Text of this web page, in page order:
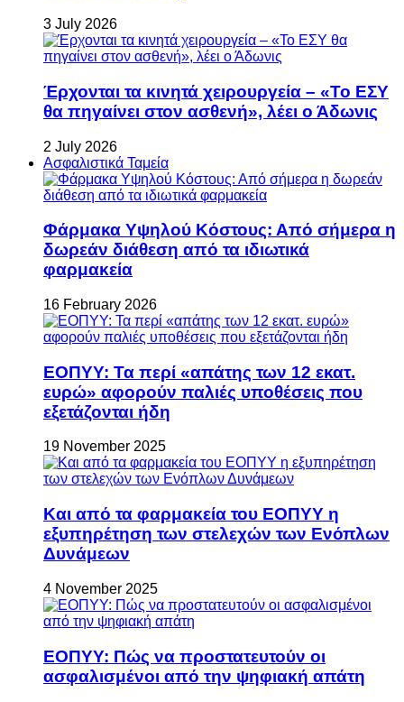
3 July 2026
Έρχονται τα κινητά χειρουργεία – «Το ΕΣΥ
θα πηγαίνει στον ασθενή», λέει ο Άδωνις
2 July 2026
Ασφαλιστικά Ταμεία
Φάρμακα Υψηλού Κόστους: Από σήμερα η
δωρεάν διάθεση από τα ιδιωτικά
φαρμακεία
16 February 2026
ΕΟΠΥΥ: Τα περί «απάτης των 12 εκατ.
ευρώ» αφορούν παλιές υποθέσεις που
εξετάζονται ήδη
19 November 2025
Και από τα φαρμακεία του ΕΟΠΥΥ η
εξυπηρέτηση των στελεχών των Ενόπλων
Δυνάμεων
4 November 2025
ΕΟΠΥΥ: Πώς να προστατευτούν οι
ασφαλισμένοι από την ψηφιακή απάτη